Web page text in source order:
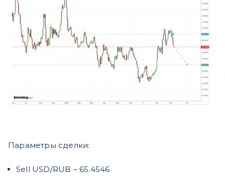
Параметры сделки:
Sell USD/RUB – 65.4546